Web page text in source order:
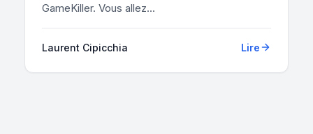
GameKiller. Vous allez...
Laurent Cipicchia Lire